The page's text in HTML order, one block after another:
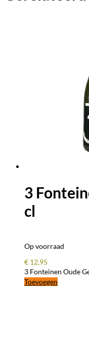
3
cl
Op voorraad
€ 12,95
3 Fonteinen Oude
Toevoegen